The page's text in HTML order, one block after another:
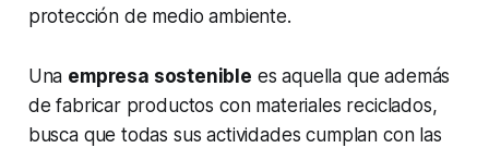
protección de medio ambiente.
Una empresa sostenible es aquella que además
de fabricar productos con materiales reciclados,
busca que todas sus actividades cumplan con las